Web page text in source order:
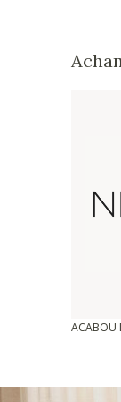
ACABOU